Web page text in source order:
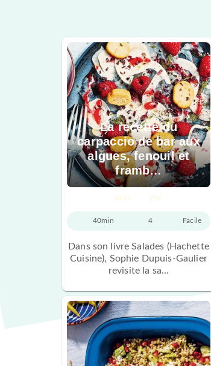
La recette du
carpaccio de bar aux
algues, fenouil et
framb…
PLAT ÉTÉ
40min 4 Facile
Dans son livre Salades (Hachette
Cuisine), Sophie Dupuis-Gaulier
revisite la sa…